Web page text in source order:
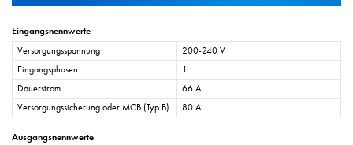
Eingangsnennwerte
Versorgungsspannung
200-240 V
Eingangsphasen
1
Dauerstrom
66 A
Versorgungssicherung oder MCB (Typ B)
80 A
Ausgangsnennwerte